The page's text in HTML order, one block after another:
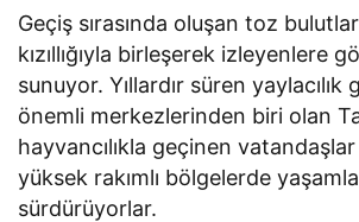
Geçiş sırasında oluşan toz
kızıllığıyla birleşerek izleyenlere
sunuyor. Yıllardır süren yaylacılık
önemli merkezlerinden biri olan
hayvancılıkla geçinen
yüksek rakımlı bölgelerde
sürdürüyorlar.